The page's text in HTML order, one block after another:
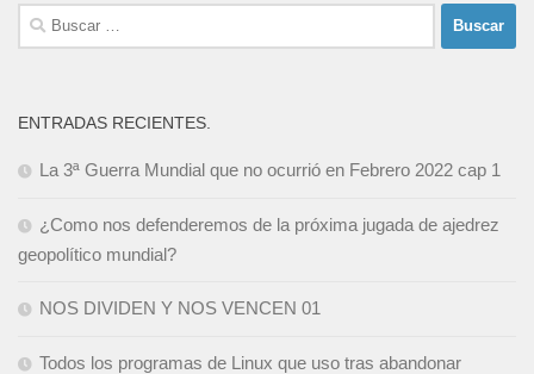
Buscar:
ENTRADAS RECIENTES.
La 3ª Guerra Mundial que no ocurrió en Febrero 2022 cap 1
¿Como nos defenderemos de la próxima jugada de ajedrez
geopolítico mundial?
NOS DIVIDEN Y NOS VENCEN 01
Todos los programas de Linux que uso tras abandonar